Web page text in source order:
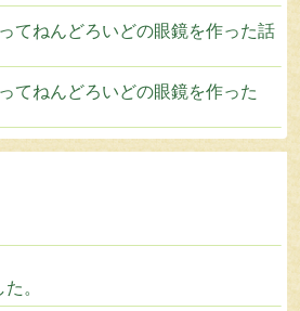
てねんどろいどの眼鏡を作った話
てねんどろいどの眼鏡を作った
。